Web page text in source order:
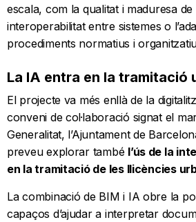
escala, com la qualitat i maduresa de
interoperabilitat entre sistemes o
procediments normatius i
La IA entra en la tramitació
El projecte va més enllà de la
conveni de col·laboració signat el
Generalitat, l’Ajuntament de
preveu explorar també l’ús de la
en la tramitació de les llicències
La combinació de BIM i IA obre la
capaços d’ajudar a interpretar